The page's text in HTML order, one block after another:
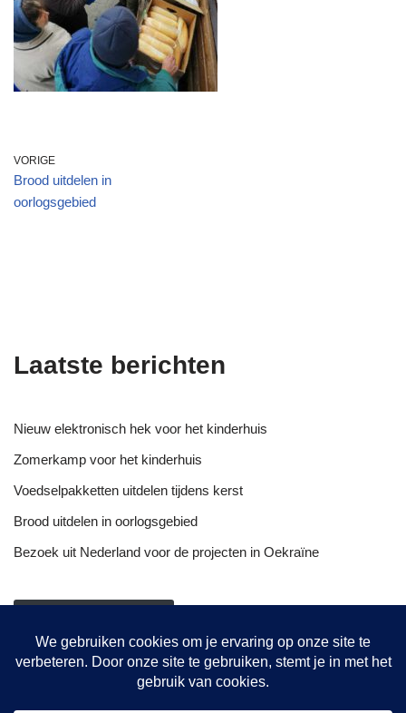
VORIGE
Brood uitdelen in
oorlogsgebied
Laatste berichten
Nieuw elektronisch hek voor het kinderhuis
Zomerkamp voor het kinderhuis
Voedselpakketten uitdelen tijdens kerst
Brood uitdelen in oorlogsgebied
Bezoek uit Nederland voor de projecten in Oekraïne